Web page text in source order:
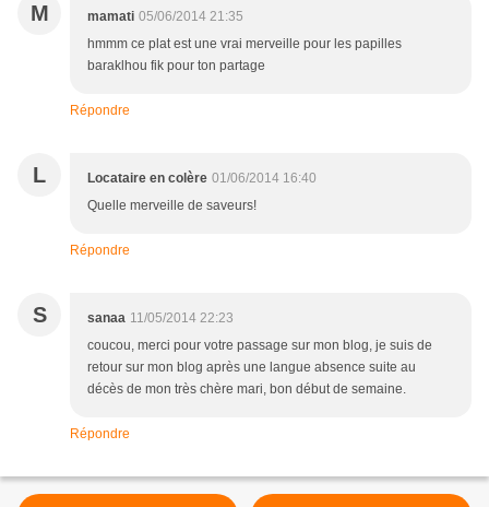
M mamati 05/06/2014 21:35
hmmm ce plat est une vrai merveille pour les papilles
baraklhou fik pour ton partage
Répondre
L Locataire en colère 01/06/2014 16:40
Quelle merveille de saveurs!
Répondre
S sanaa 11/05/2014 22:23
coucou, merci pour votre passage sur mon blog, je suis de
retour sur mon blog après une langue absence suite au
décès de mon très chère mari, bon début de semaine.
Répondre